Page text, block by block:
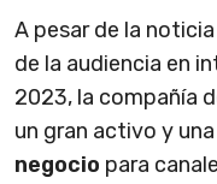
A pesar de la
de la audiencia en
2023, la compañía
un gran activo y una
negocio para